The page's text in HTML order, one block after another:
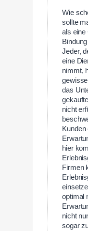
Wie
sollte
als eine
Jeder,
eine
nimmt,
das
nicht
Kunden
hier
Firmen
optimal
nicht
sogar